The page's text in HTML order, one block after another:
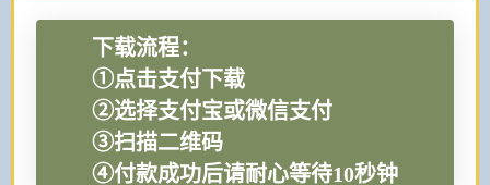
下载流程：
①点击支付下载
②选择支付宝或微信支付
③扫描二维码
④付款成功后请耐心等待10秒钟